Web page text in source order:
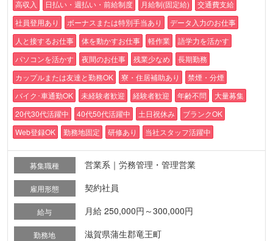
高収入 日払い・週払い・前給制度 月給制(固定給)
交通費支給
社員登用あり
ボーナスまたは特別手当あり
データ入力のお仕事
人と接するお仕事
体を動かすお仕事 軽作業
語学力を活かす
パソコンを活かす
夜間のお仕事 残業少なめ
長期勤務
カップルまたは友達と勤務OK
寮・住居補助あり
禁煙・分煙
バイク･車通勤OK
未経験者歓迎 経験者歓迎 年齢不問
大量募集
20代30代活躍中
40代50代活躍中 土日祝休み
ブランクOK
Web登録OK
勤務地固定 研修あり 当社スタッフ活躍中
募集職種 営業系｜労務管理・管理営業
雇用形態 契約社員
給与 月給 250,000円～300,000円
勤務地 滋賀県蒲生郡竜王町